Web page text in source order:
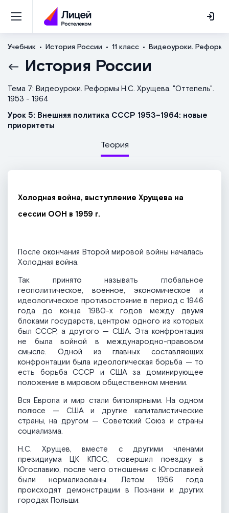
Учебник История России 11 класс Видеоуроки.
История России
Тема 7: Видеоуроки. Реформы Н.С. Хрущева. "Оттепель".
1953 - 1964
Урок 5: Внешняя политика СССР 1953–1964: новые
приоритеты
Теория
Холодная война, выступление Хрущева на
сессии ООН в 1959 г.
После окончания Второй мировой войны началась
Холодная война.
Так принято называть глобальное
геополитическое, военное, экономическое и
идеологическое противостояние в период с 1946
года до конца 1980-х годов между двумя
блоками государств, центром одного из которых
был СССР, а другого — США. Эта конфронтация
не была войной в международно-правовом
смысле. Одной из главных составляющих
конфронтации была идеологическая борьба — то
есть борьба СССР и США за доминирующее
положение в мировом общественном мнении.
Вся Европа и мир стали биполярными. На одном
полюсе — США и другие капиталистические
страны, на другом — Советский Союз и страны
социализма.
Н.С. Хрущев, вместе с другими членами
президиума ЦК КПСС, совершил поездку в
Югославию, после чего отношения с Югославией
были нормализованы. Летом 1956 года
происходят демонстрации в Познани и других
городах Польши.